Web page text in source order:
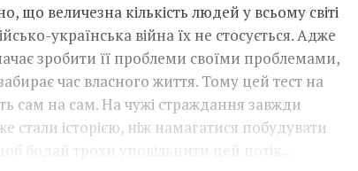
величезна кількість людей у всьому світі
українська війна їх не стосується. Адже
зробити її проблеми своїми проблемами,
час власного життя. Тому цей тест на
сам на сам. На чужі страждання завжди
стали історією, ніж намагатися побудувати
бодай трохи уповільнити цей потік...